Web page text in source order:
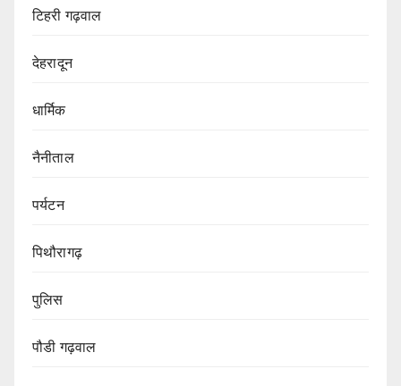
टिहरी गढ़वाल
देहरादून
धार्मिक
नैनीताल
पर्यटन
पिथौरागढ़
पुलिस
पौडी गढ़वाल